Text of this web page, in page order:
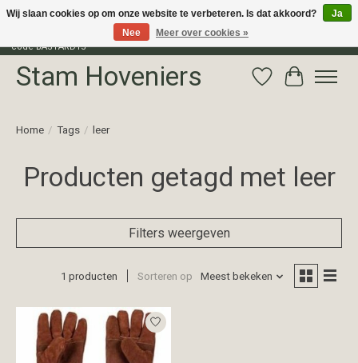
Profiteer van 15% korting op het gehele assortiment van The Bastard met
code BASTARD15
Stam Hoveniers Verlanglijst
Home / Tags / leer
Producten getagd met leer
Filters weergeven
1 producten Sorteren op Meest bekeken
Wij slaan cookies op om onze website te verbeteren. Is dat akkoord?
Ja
Nee
Meer over cookies »